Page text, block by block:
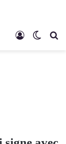
Connexion